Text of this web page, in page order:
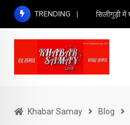
Skip
content
TRENDING सिलीगुड़ी में
Khabar Samay Blog